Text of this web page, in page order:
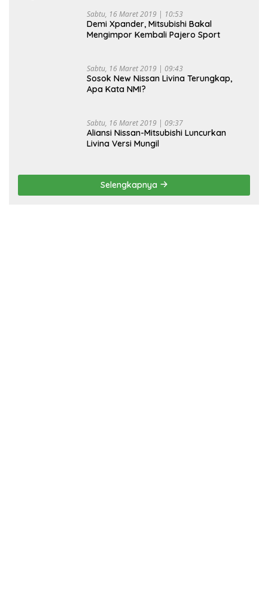
Sabtu, 16 Maret 2019 | 10:53
Demi Xpander, Mitsubishi Bakal
Mengimpor Kembali Pajero Sport
Sabtu, 16 Maret 2019 | 09:43
Sosok New Nissan Livina Terungkap,
Apa Kata NMI?
Sabtu, 16 Maret 2019 | 09:37
Aliansi Nissan-Mitsubishi Luncurkan
Livina Versi Mungil
Selengkapnya